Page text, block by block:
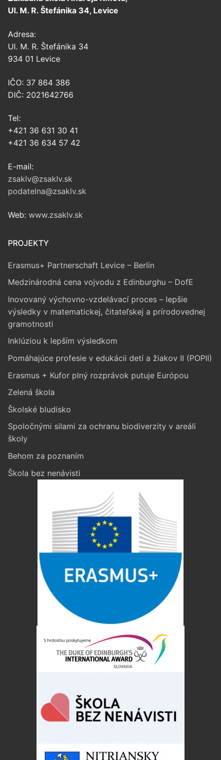
Ul. M. R. Štefánika 34, Levice
Adresa:
Ul. M. R. Štefánika 34
934 01 Levice
IČO: 37 864 386
DIČ: 2021642766
Tel:
+421 36 631 30 41
+421 36 634 57 42
E-mail:
zsaklv@zsaklv.sk
podatelna@zsaklv.sk
Web: www.zsaklv.sk
PROJEKTY
Erasmus+ Partnerschaft Levice – Berlin
Medzinárodná cena vojvodu z Edinburghu – DofE
Inovovaný výchovno-vzdelávací proces – lepšie
výsledky v matematickej, čitateľskej a prírodovednej
gramotnosti
Inklúziou k lepším výsledkom
Pomáhajúce profesie v edukácii detí a žiakov II (POPII)
Erasmus + Kufor plný rozprávok putuje Európou
Zelená škola
Školské bludisko
Spoločnými silami za ochranu biodiverzity v areáli
školy
Behom za poznaním
Škola bez nenávisti